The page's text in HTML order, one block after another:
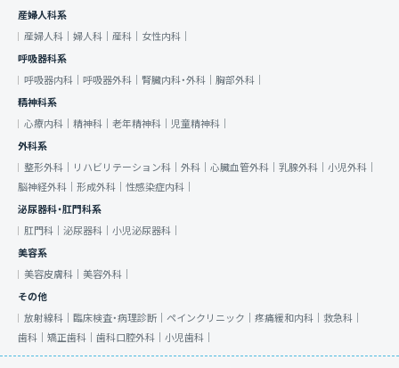
産婦人科系
産婦人科｜ 婦人科｜ 産科｜ 女性内科｜
呼吸器科系
呼吸器内科｜ 呼吸器外科｜ 腎臓内科・外科｜ 胸部外科｜
精神科系
心療内科｜ 精神科｜ 老年精神科｜ 児童精神科｜
外科系
整形外科｜
リハビリテーション科｜ 外科｜ 心臓血管外科｜ 乳腺外科｜ 小児外科｜
脳神経外科｜ 形成外科｜ 性感染症内科｜
泌尿器科・肛門科系
肛門科｜ 泌尿器科｜ 小児泌尿器科｜
美容系
美容皮膚科｜ 美容外科｜
その他
放射線科｜ 臨床検査・病理診断｜ ペインクリニック｜ 疼痛緩和内科｜ 救急科｜
歯科｜ 矯正歯科｜ 歯科口腔外科｜ 小児歯科｜